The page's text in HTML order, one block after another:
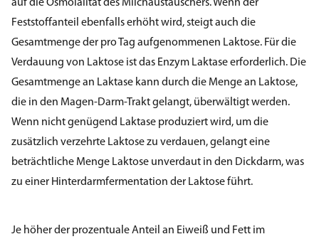
auf die Osmolalität des Milchaustauschers. Wenn der
Feststoffanteil ebenfalls erhöht wird, steigt auch die
Gesamtmenge der pro Tag aufgenommenen Laktose. Für die
Verdauung von Laktose ist das Enzym Laktase erforderlich. Die
Gesamtmenge an Laktase kann durch die Menge an Laktose,
die in den Magen-Darm-Trakt gelangt, überwältigt werden.
Wenn nicht genügend Laktase produziert wird, um die
zusätzlich verzehrte Laktose zu verdauen, gelangt eine
beträchtliche Menge Laktose unverdaut in den Dickdarm, was
zu einer Hinterdarmfermentation der Laktose führt.
Je höher der prozentuale Anteil an Eiweiß und Fett im